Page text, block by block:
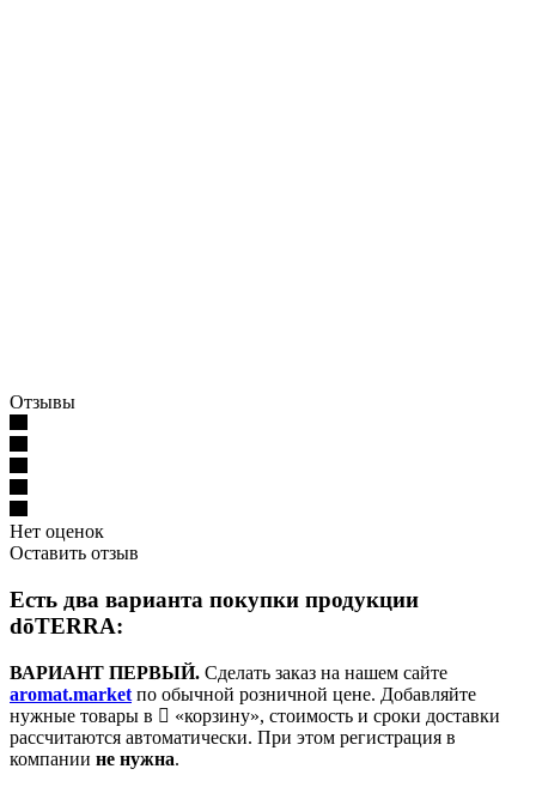
Отзывы
Нет оценок
Оставить отзыв
Есть два варианта покупки продукции
dōTERRA:
ВАРИАНТ ПЕРВЫЙ. Сделать заказ на нашем сайте
aromat.market по обычной розничной цене. Добавляйте
нужные товары в
«корзину», стоимость и сроки доставки
рассчитаются автоматически. При этом регистрация в
компании не нужна.